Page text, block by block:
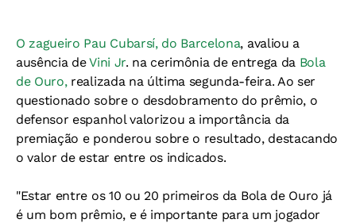
O zagueiro Pau Cubarsí, do Barcelona, avaliou a
ausência deVini Jr. na cerimônia de entrega da Bola
de Ouro, realizada na última segunda-feira. Ao ser
questionado sobre o desdobramento do prêmio, o
defensor espanhol valorizou a importância da
premiação e ponderou sobre o resultado, destacando
o valor de estar entre os indicados.
"Estar entre os 10 ou 20 primeiros da Bola de Ouro já
é um bom prêmio, e é importante para um jogador